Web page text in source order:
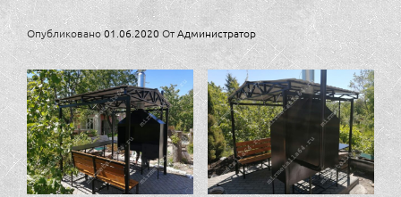
Опубликовано01.06.2020 ОтАдминистратор